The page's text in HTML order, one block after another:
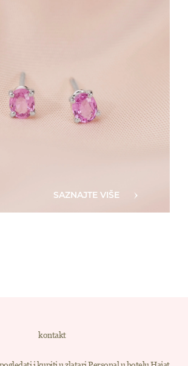
SAZNAJTE VIŠE
kontakt